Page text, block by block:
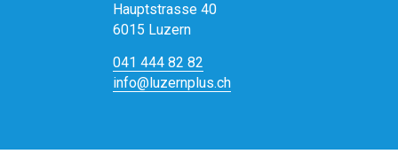
Hauptstrasse 40
6015 Luzern
041 444 82 82
info@luzernplus.ch